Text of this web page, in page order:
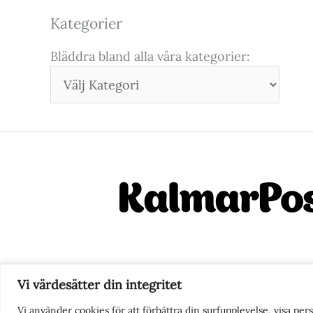
Vi värdesätter din integritet
Vi använder cookies för att förbättra din surfupplevelse, visa
Kategorier
Bläddra bland alla våra kategorier:
Nyhetstips eller frågor?